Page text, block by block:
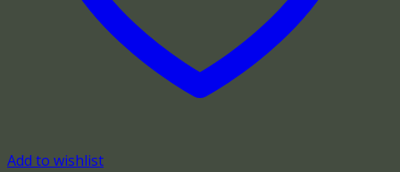
Add to wishlist